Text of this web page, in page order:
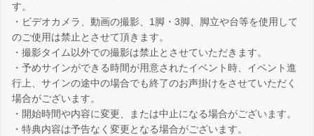
す。
・ビデオカメラ、動画の撮影、1脚・3脚、脚立や台等を使用して
のご使用は禁止とさせて頂きます。
・撮影タイム以外での撮影は禁止とさせていただきます。
・予めサインができる時間が用意されたイベント時、イベント進
行上、サインの途中の場合でも終了のお声掛けをさせていただく
場合がございます。
・開始時間や内容に変更、または中止になる場合がございます。
・特典内容は予告なく変更となる場合がございます。